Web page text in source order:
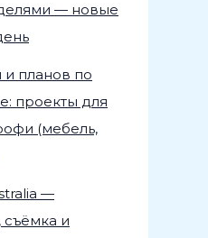
— новые
и планов по
проекты для
(мебель,
—
и